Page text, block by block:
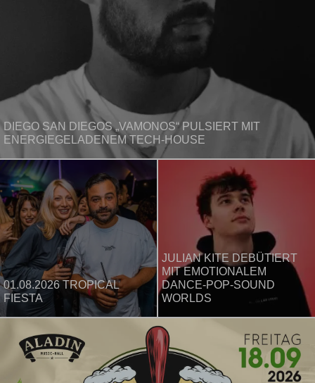
DIEGO SAN DIEGOS „VAMONOS“ PULSIERT MIT
ENERGIEGELADENEM TECH-HOUSE
01.08.2026 TROPICAL
FIESTA
JULIAN KITE DEBÜTIERT
MIT EMOTIONALEM
DANCE-POP-SOUND
WORLDS